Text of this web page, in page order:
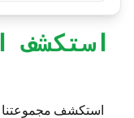
من دقتك ومقاس
Retina لدينا.
اللمس أو سحب
السرعة
عتاد ألعابك
استكشف
استكشف مجموعتنا